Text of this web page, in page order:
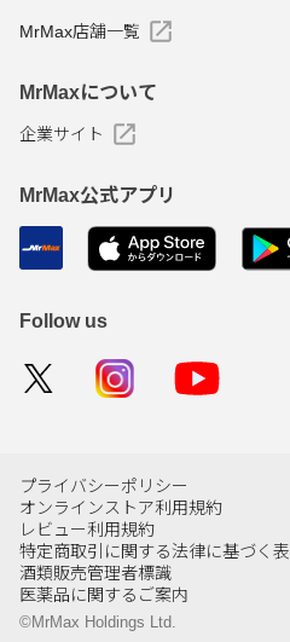
MrMax店舗一覧
MrMaxについて
企業サイト
MrMax公式アプリ
Follow us
プライバシーポリシー
オンラインストア利用規約
レビュー利用規約
特定商取引に関する法律に基づく
酒類販売管理者標識
医薬品に関するご案内
©MrMax Holdings Ltd.